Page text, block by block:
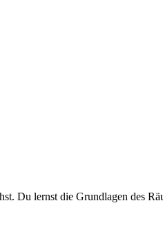
Du lernst die Grundlagen des